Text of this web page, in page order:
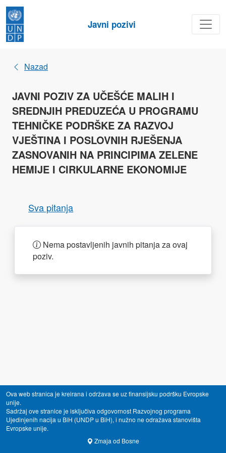
Javni pozivi
Nazad
JAVNI POZIV ZA UČEŠĆE MALIH I
SREDNJIH PREDUZEĆA U PROGRAMU
TEHNIČKE PODRŠKE ZA RAZVOJ
VJEŠTINA I POSLOVNIH RJEŠENJA
ZASNOVANIH NA PRINCIPIMA ZELENE
HEMIJE I CIRKULARNE EKONOMIJE
Sva pitanja
Nema postavljenih javnih pitanja za ovaj
poziv.
Ova web stranica je kreirana i održava se uz finansijsku podršku Evropske
unije.
Sadržaj ove stranice je isključiva odgovornost Razvojnog programa
Ujedinjenih nacija u BiH (UNDP u BiH), i nužno ne odražava stanovišta
Evropske unije.
Zmaja od Bosne